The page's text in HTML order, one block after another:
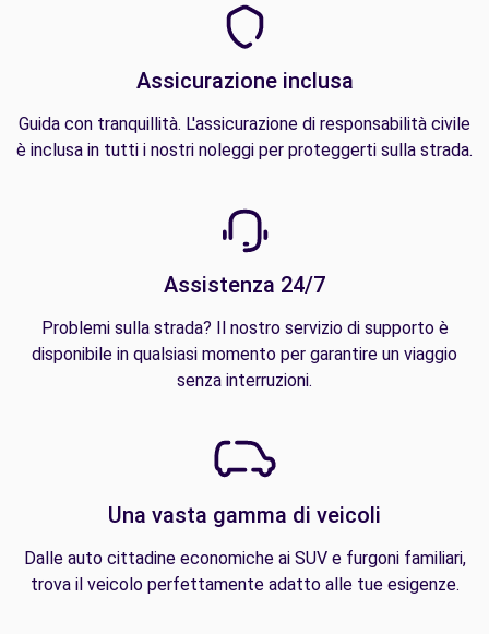
Assicurazione inclusa
Guida con tranquillità. L'assicurazione di responsabilità civile
è inclusa in tutti i nostri noleggi per proteggerti sulla strada.
Assistenza 24/7
Problemi sulla strada? Il nostro servizio di supporto è
disponibile in qualsiasi momento per garantire un viaggio
senza interruzioni.
Una vasta gamma di veicoli
Dalle auto cittadine economiche ai SUV e furgoni familiari,
trova il veicolo perfettamente adatto alle tue esigenze.